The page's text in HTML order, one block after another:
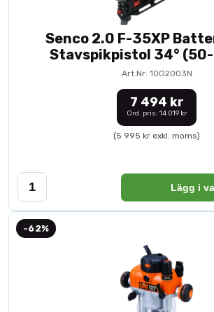
Senco 2.0 F-35XP
Stavspikpistol 34°
Art.Nr: 10G2003N
7 494 kr
Ord. pris: 14 019 kr
(5 995 kr exkl. moms)
Lägg i
-62%